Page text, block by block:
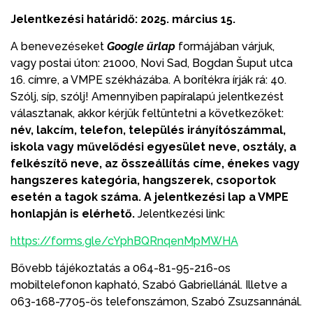
Jelentkezési határidő: 2025. március 15.
A benevezéseket Google űrlap formájában várjuk,
vagy postai úton: 21000, Novi Sad, Bogdan Šuput utca
16. címre, a VMPE székházába. A borítékra írják rá: 40.
Szólj, síp, szólj! Amennyiben papíralapú jelentkezést
választanak, akkor kérjük feltüntetni a következőket:
név, lakcím, telefon, település irányítószámmal,
iskola vagy művelődési egyesület neve, osztály, a
felkészítő neve, az összeállítás címe, énekes vagy
hangszeres kategória, hangszerek, csoportok
esetén a tagok száma. A jelentkezési lap a VMPE
honlapján is elérhető. Jelentkezési link:
https://forms.gle/cYphBQRnqenMpMWHA
Bővebb tájékoztatás a 064-81-95-216-os
mobiltelefonon kapható, Szabó Gabriellánál. Illetve a
063-168-7705-ös telefonszámon, Szabó Zsuzsannánál.